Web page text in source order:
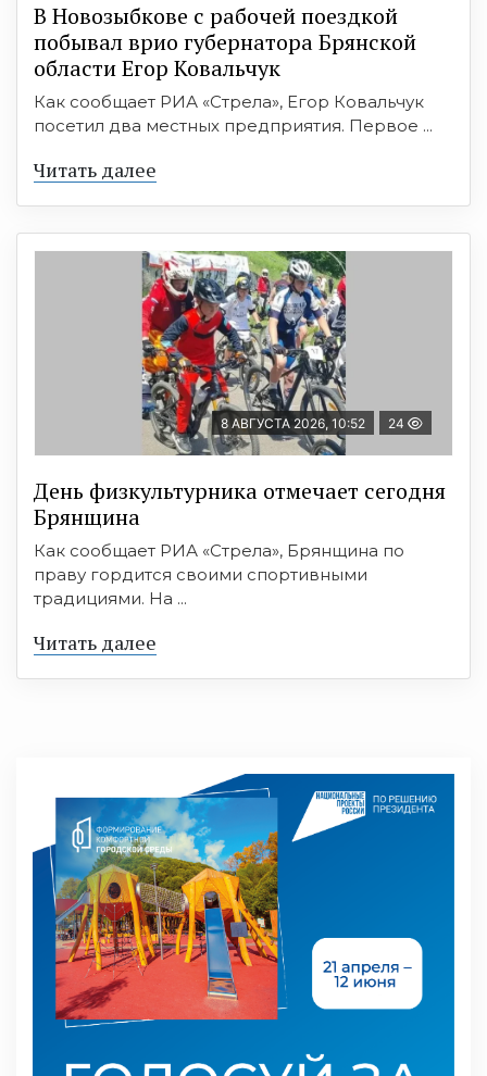
В Новозыбкове с рабочей поездкой
побывал врио губернатора Брянской
области Егор Ковальчук
Как сообщает РИА «Стрела», Егор Ковальчук
посетил два местных предприятия. Первое ...
Читать далее
8 АВГУСТА 2026, 10:52 24
День физкультурника отмечает сегодня
Брянщина
Как сообщает РИА «Стрела», Брянщина по
праву гордится своими спортивными
традициями. На ...
Читать далее